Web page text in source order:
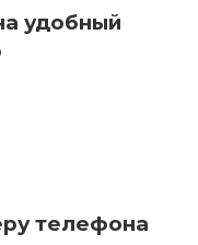
удобный
телефона